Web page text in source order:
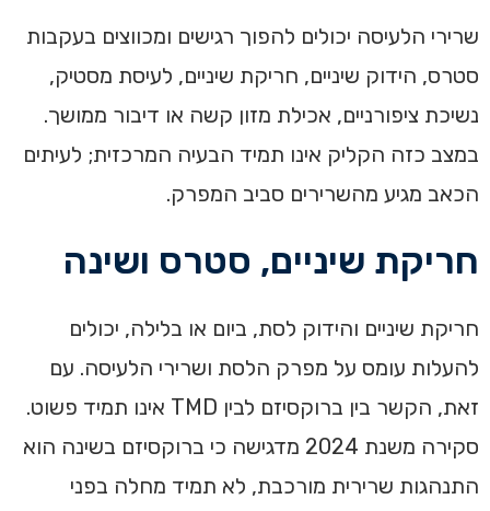
שרירי הלעיסה יכולים להפוך רגישים ומכווצים בעקבות
סטרס, הידוק שיניים, חריקת שיניים, לעיסת מסטיק,
נשיכת ציפורניים, אכילת מזון קשה או דיבור ממושך.
במצב כזה הקליק אינו תמיד הבעיה המרכזית; לעיתים
הכאב מגיע מהשרירים סביב המפרק.
חריקת שיניים, סטרס ושינה
חריקת שיניים והידוק לסת, ביום או בלילה, יכולים
להעלות עומס על מפרק הלסת ושרירי הלעיסה. עם
זאת, הקשר בין ברוקסיזם לבין TMD אינו תמיד פשוט.
סקירה משנת 2024 מדגישה כי ברוקסיזם בשינה הוא
התנהגות שרירית מורכבת, לא תמיד מחלה בפני